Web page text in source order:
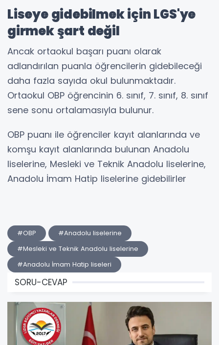
Liseye gidebilmek için LGS'ye
girmek şart değil
Ancak ortaokul başarı puanı olarak
adlandırılan puanla öğrencilerin gidebileceği
daha fazla sayıda okul bulunmaktadır.
Ortaokul OBP öğrencinin 6. sınıf, 7. sınıf, 8. sınıf
sene sonu ortalamasıyla bulunur.
OBP puanı ile öğrenciler kayıt alanlarında ve
komşu kayıt alanlarında bulunan Anadolu
liselerine, Mesleki ve Teknik Anadolu liselerine,
Anadolu İmam Hatip liselerine gidebilirler
#OBP
#Anadolu liselerine
#Mesleki ve Teknik Anadolu liselerine
#Anadolu İmam Hatip liseleri
SORU-CEVAP